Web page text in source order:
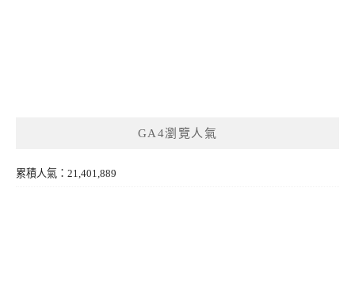
GA4瀏覽人氣
累積人氣：21,401,889